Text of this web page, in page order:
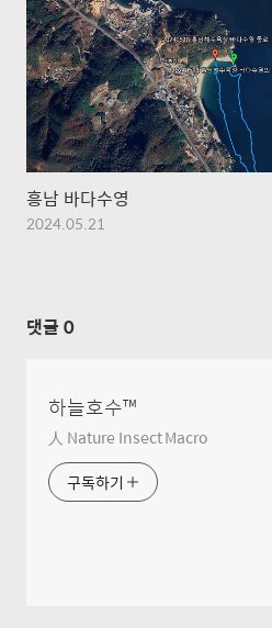
흥남 바다수영
2024.05.21
댓글 0
하늘호수™
人 Nature Insect Macro
구독하기